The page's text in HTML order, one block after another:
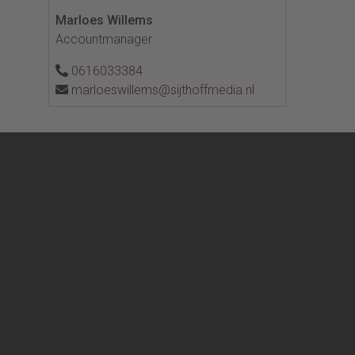
Marloes Willems
Accountmanager
0616033384
marloeswillems@sijthoffmedia.nl